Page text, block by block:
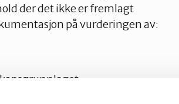
der det ikke er fremlagt
på vurderingen av: